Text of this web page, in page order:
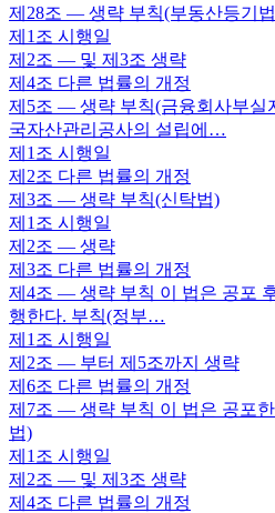
제28조 — 생략 부칙(부동산등기
제1조 시행일
제2조 — 및 제3조 생략
제4조 다른 법률의 개정
제5조 — 생략 부칙(금융회사부실
국자산관리공사의 설립에…
제1조 시행일
제2조 다른 법률의 개정
제3조 — 생략 부칙(신탁법)
제1조 시행일
제2조 — 생략
제3조 다른 법률의 개정
제4조 — 생략 부칙 이 법은 공포
행한다. 부칙(정부…
제1조 시행일
제2조 — 부터 제5조까지 생략
제6조 다른 법률의 개정
제7조 — 생략 부칙 이 법은 공포
법)
제1조 시행일
제2조 — 및 제3조 생략
제4조 다른 법률의 개정